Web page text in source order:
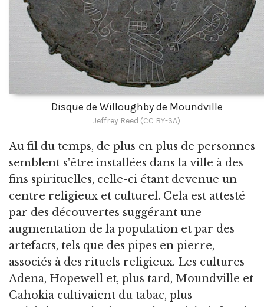
Disque de Willoughby de Moundville
Jeffrey Reed (CC BY-SA)
Au fil du temps, de plus en plus de personnes
semblent s'être installées dans la ville à des
fins spirituelles, celle-ci étant devenue un
centre religieux et culturel. Cela est attesté
par des découvertes suggérant une
augmentation de la population et par des
artefacts, tels que des pipes en pierre,
associés à des rituels religieux. Les cultures
Adena, Hopewell et, plus tard, Moundville et
Cahokia cultivaient du tabac, plus